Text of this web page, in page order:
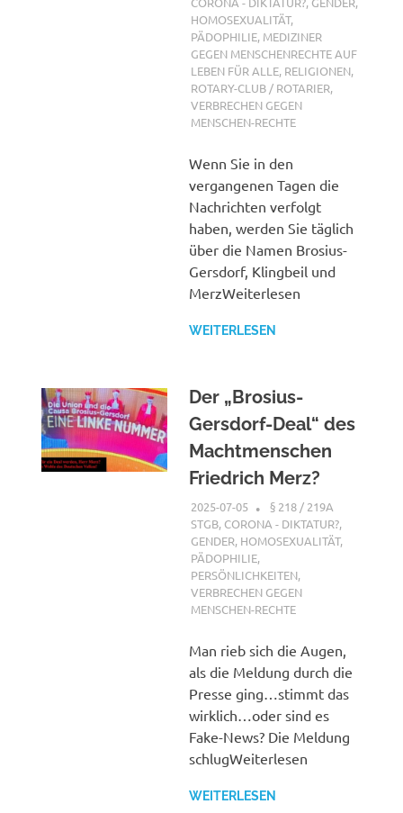
HOMOSEXUALITÄT,
PÄDOPHILIE, MEDIZINER
GEGEN MENSCHENRECHTE AUF
LEBEN FÜR ALLE, RELIGIONEN,
ROTARY-CLUB / ROTARIER,
VERBRECHEN GEGEN
MENSCHEN-RECHTE
Wenn Sie in den
vergangenen Tagen die
Nachrichten verfolgt
haben, werden Sie täglich
über die Namen Brosius-
Gersdorf, Klingbeil und
MerzWeiterlesen
WEITERLESEN
Der „Brosius-
Gersdorf-Deal“ des
Machtmenschen
Friedrich Merz?
2025-07-05 XX
§ 218 / 219A
STGB, CORONA - DIKTATUR?,
GENDER, HOMOSEXUALITÄT,
PÄDOPHILIE,
PERSÖNLICHKEITEN,
VERBRECHEN GEGEN
MENSCHEN-RECHTE
Man rieb sich die Augen,
als die Meldung durch die
Presse ging…stimmt das
wirklich…oder sind es
Fake-News? Die Meldung
schlugWeiterlesen
WEITERLESEN